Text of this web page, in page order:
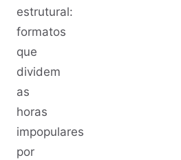
estrutural:
formatos
que
dividem
as
horas
impopulares
por